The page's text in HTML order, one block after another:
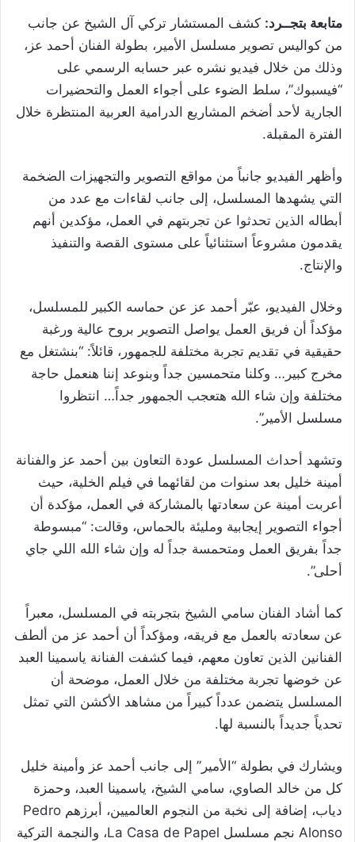
متابعة بتجــرد: كشف المستشار تركي آل الشيخ عن جانب
من كواليس تصوير مسلسل الأمير، بطولة الفنان أحمد عز،
وذلك من خلال فيديو نشره عبر حسابه الرسمي على
“فيسبوك”، سلط الضوء على أجواء العمل والتحضيرات
الجارية لأحد أضخم المشاريع الدرامية العربية المنتظرة خلال
الفترة المقبلة.
وأظهر الفيديو جانباً من مواقع التصوير والتجهيزات الضخمة
التي يشهدها المسلسل، إلى جانب لقاءات مع عدد من
أبطاله الذين تحدثوا عن تجربتهم في العمل، مؤكدين أنهم
يقدمون مشروعاً استثنائياً على مستوى القصة والتنفيذ
والإنتاج.
وخلال الفيديو، عبّر أحمد عز عن حماسه الكبير للمسلسل،
مؤكداً أن فريق العمل يواصل التصوير بروح عالية ورغبة
حقيقية في تقديم تجربة مختلفة للجمهور، قائلاً: “بنشتغل مع
مخرج كبير… وكلنا متحمسين جداً وبنوعد إننا هنعمل حاجة
مختلفة وإن شاء الله هتعجب الجمهور جداً… انتظروا
مسلسل الأمير”.
وتشهد أحداث المسلسل عودة التعاون بين أحمد عز والفنانة
أمينة خليل بعد سنوات من لقائهما في فيلم الخلية، حيث
أعربت أمينة عن سعادتها بالمشاركة في العمل، مؤكدة أن
أجواء التصوير إيجابية ومليئة بالحماس، وقالت: “مبسوطة
جداً بفريق العمل ومتحمسة جداً له وإن شاء الله اللي جاي
أحلى”.
كما أشاد الفنان سامي الشيخ بتجربته في المسلسل، معبراً
عن سعادته بالعمل مع فريقه، ومؤكداً أن أحمد عز من ألطف
الفنانين الذين تعاون معهم، فيما كشفت الفنانة ياسمينا العبد
عن خوضها تجربة مختلفة من خلال العمل، موضحة أن
المسلسل يتضمن عدداً كبيراً من مشاهد الأكشن التي تمثل
تحدياً جديداً بالنسبة لها.
ويشارك في بطولة “الأمير” إلى جانب أحمد عز وأمينة خليل
كل من خالد الصاوي، سامي الشيخ، ياسمينا العبد، وحمزة
دياب، إضافة إلى نخبة من النجوم العالميين، أبرزهم Pedro
Alonso نجم مسلسل La Casa de Papel، والنجمة التركية